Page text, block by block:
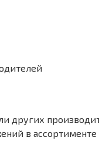
других
в ассортименте